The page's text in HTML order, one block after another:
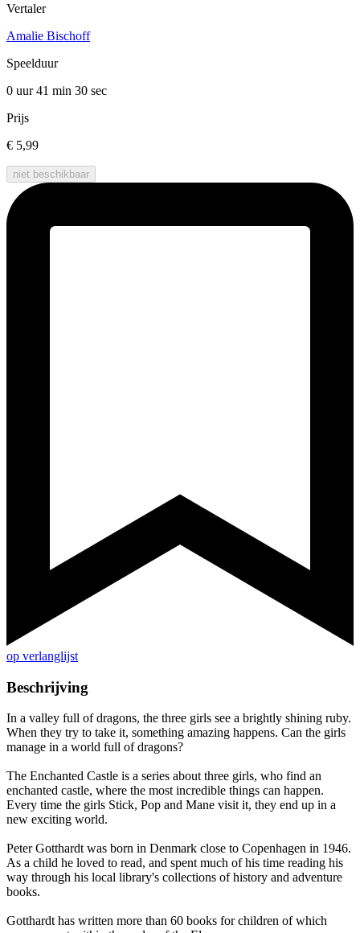
Vertaler
Amalie Bischoff
Speelduur
0 uur 41 min 30 sec
Prijs
€ 5,99
niet beschikbaar
op verlanglijst
Beschrijving
In a valley full of dragons, the three girls see a brightly shining ruby.
When they try to take it, something amazing happens. Can the girls
manage in a world full of dragons?
The Enchanted Castle is a series about three girls, who find an
enchanted castle, where the most incredible things can happen.
Every time the girls Stick, Pop and Mane visit it, they end up in a
new exciting world.
Peter Gotthardt was born in Denmark close to Copenhagen in 1946.
As a child he loved to read, and spent much of his time reading his
way through his local library's collections of history and adventure
books.
Gotthardt has written more than 60 books for children of which